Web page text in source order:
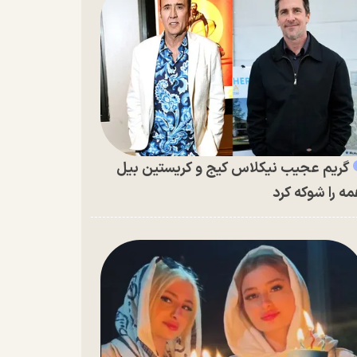
گریم عجیب نیکلاس کیج و کریستین بیل
را شوکه کرد